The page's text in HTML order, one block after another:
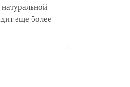
еще более